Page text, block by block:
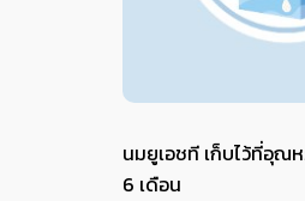
นมยูเอชที เก็บไว้ที่อุณ
6 เดือน